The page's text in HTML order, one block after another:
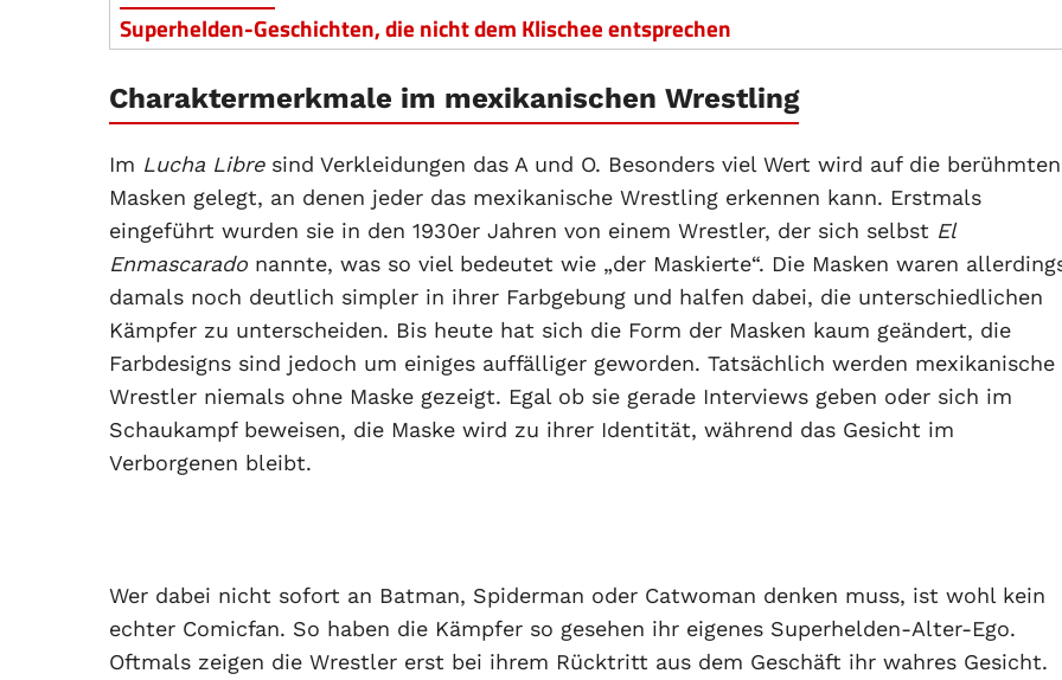
Superhelden-Geschichten, die nicht dem Klischee entsprechen
Charaktermerkmale im mexikanischen Wrestling
Im Lucha Libre sind Verkleidungen das A und O. Besonders viel Wert wird auf die berühmten
Masken gelegt, an denen jeder das mexikanische Wrestling erkennen kann. Erstmals
eingeführt wurden sie in den 1930er Jahren von einem Wrestler, der sich selbst El
Enmascarado nannte, was so viel bedeutet wie „der Maskierte“. Die Masken waren
damals noch deutlich simpler in ihrer Farbgebung und halfen dabei, die unterschiedlichen
Kämpfer zu unterscheiden. Bis heute hat sich die Form der Masken kaum geändert, die
Farbdesigns sind jedoch um einiges auffälliger geworden. Tatsächlich werden mexikanische
Wrestler niemals ohne Maske gezeigt. Egal ob sie gerade Interviews geben oder sich im
Schaukampf beweisen, die Maske wird zu ihrer Identität, während das Gesicht im
Verborgenen bleibt.
Wer dabei nicht sofort an Batman, Spiderman oder Catwoman denken muss, ist wohl kein
echter Comicfan. So haben die Kämpfer so gesehen ihr eigenes Superhelden-Alter-Ego.
Oftmals zeigen die Wrestler erst bei ihrem Rücktritt aus dem Geschäft ihr wahres Gesicht.